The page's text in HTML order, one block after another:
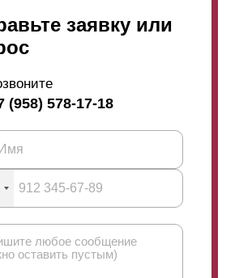
заявку или
(958) 578-17-18